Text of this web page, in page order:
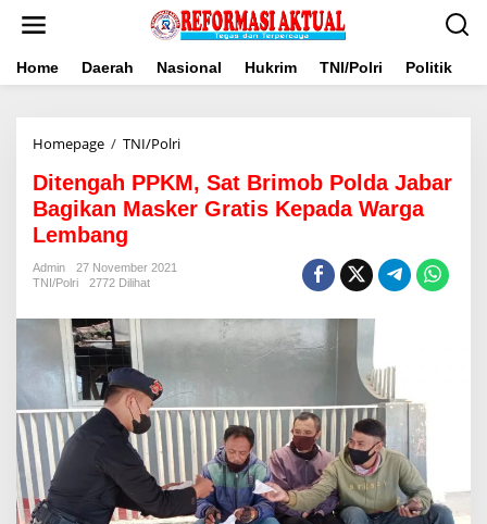
Home Daerah Nasional Hukrim TNI/Polri Politik
Homepage / TNI/PolriDitengah
Sat
Brimob
Polda
Kepada
Warga
Ditengah PPKM, Sat Brimob Polda Jabar
Bagikan Masker Gratis Kepada Warga
Lembang
Admin
27 November 2021
TNI/Polri
2772 Dilihat